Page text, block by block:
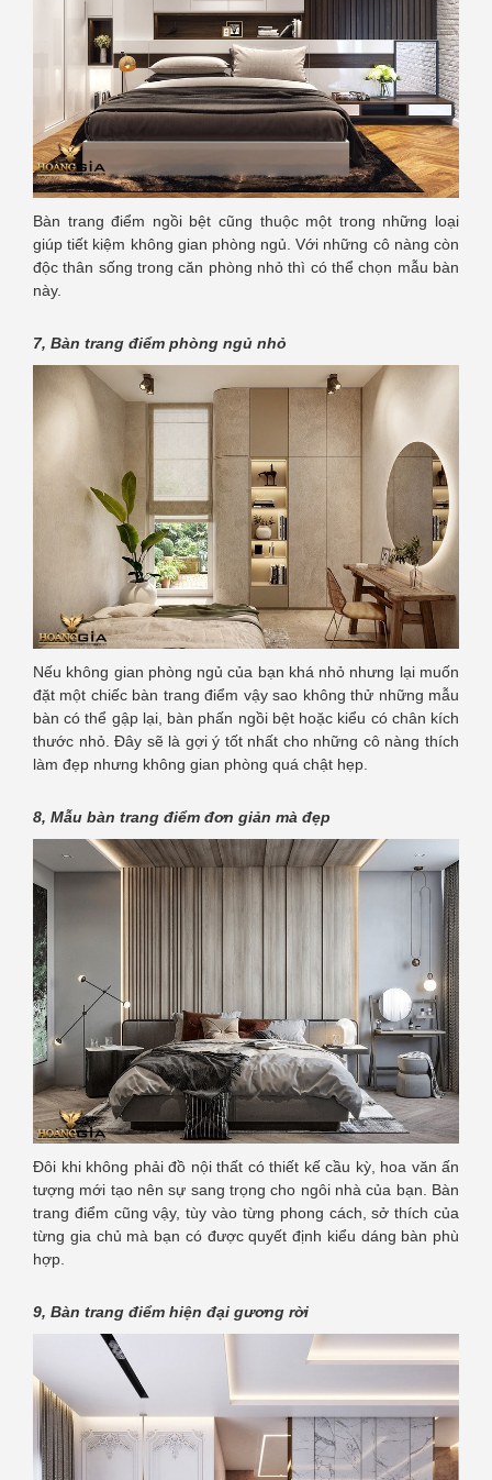
Bàn trang điểm ngồi bệt cũng thuộc một trong những loại
giúp tiết kiệm không gian phòng ngủ. Với những cô nàng còn
độc thân sống trong căn phòng nhỏ thì có thể chọn mẫu bàn
này.
7, Bàn trang điểm phòng ngủ nhỏ
Nếu không gian phòng ngủ của bạn khá nhỏ nhưng lại muốn
đặt một chiếc bàn trang điểm vậy sao không thử những mẫu
bàn có thể gập lại, bàn phấn ngồi bệt hoặc kiểu có chân kích
thước nhỏ. Đây sẽ là gợi ý tốt nhất cho những cô nàng thích
làm đẹp nhưng không gian phòng quá chật hẹp.
8, Mẫu bàn trang điểm đơn giản mà đẹp
Đôi khi không phải đồ nội thất có thiết kế cầu kỳ, hoa văn ấn
tượng mới tạo nên sự sang trọng cho ngôi nhà của bạn. Bàn
trang điểm cũng vậy, tùy vào từng phong cách, sở thích của
từng gia chủ mà bạn có được quyết định kiểu dáng bàn phù
hợp.
9, Bàn trang điểm hiện đại gương rời